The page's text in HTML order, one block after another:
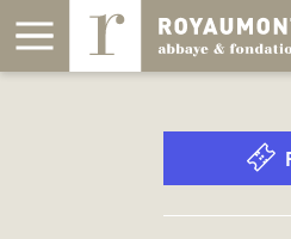
Panneau de gestion des cookies